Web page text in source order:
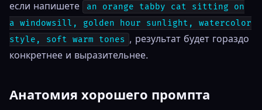
если напишете
an orange tabby cat sitting on
a windowsill, golden hour sunlight, watercolor
style, soft warm tones , результат будет гораздо
конкретнее и выразительнее.
Анатомия хорошего промпта